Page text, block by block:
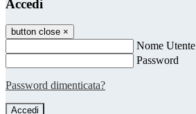
Accedi
button close ×
Nome Utente
Password
Password dimenticata?